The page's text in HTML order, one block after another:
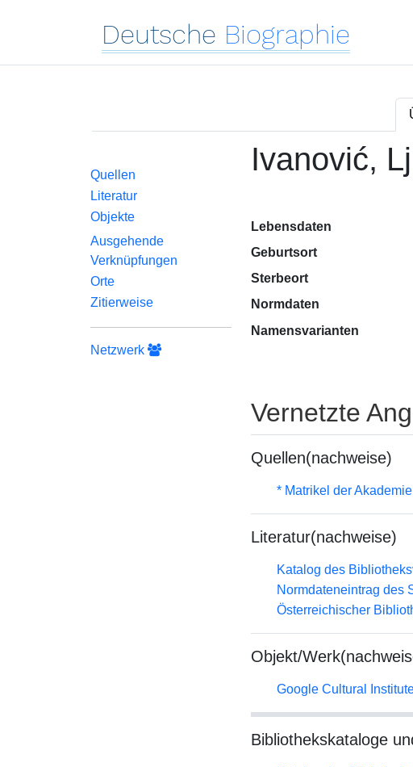
Deutsche Biographie
Quellen
Literatur
Objekte
Ausgehende
Verknüpfungen
Orte
Zitierweise
Netzwerk
Ivanović,
Lebensdaten
Geburtsort
Sterbeort
Normdaten
Namensvarianten
Vernetzte
Quellen(nachweise)
* Matrikel der
Literatur(nachweise)
Katalog des
Normdateneintrag des
Österreichischer
Objekt/
Google Cultural
Bibliothekskataloge